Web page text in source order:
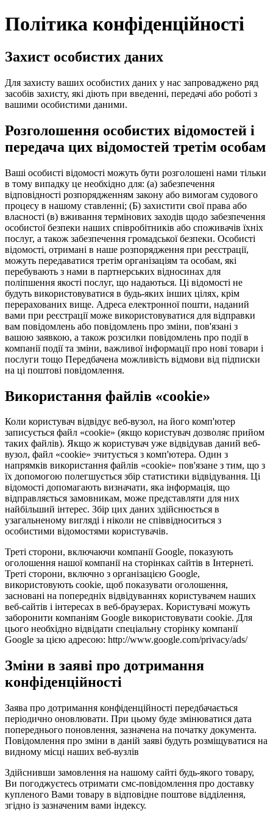
Політика конфіденційності
Захист особистих даних
Для захисту ваших особистих даних у нас запроваджено ряд
засобів захисту, які діють при введенні, передачі або роботі з
вашими особистими даними.
Розголошення особистих відомостей і
передача цих відомостей третім особам
Ваші особисті відомості можуть бути розголошені нами тільки
в тому випадку це необхідно для: (а) забезпечення
відповідності розпорядженням закону або вимогам судового
процесу в нашому ставленні; (Б) захистити свої права або
власності (в) вживання термінових заходів щодо забезпечення
особистої безпеки наших співробітників або споживачів їхніх
послуг, а також забезпечення громадської безпеки. Особисті
відомості, отримані в наше розпорядження при реєстрації,
можуть передаватися третім організаціям та особам, які
перебувають з нами в партнерських відносинах для
поліпшення якості послуг, що надаються. Ці відомості не
будуть використовуватися в будь-яких інших цілях, крім
перерахованих вище. Адреса електронної пошти, наданий
вами при реєстрації може використовуватися для відправки
вам повідомлень або повідомлень про зміни, пов'язані з
вашою заявкою, а також розсилки повідомлень про події в
компанії події та зміни, важливої ​​інформації про нові товари і
послуги тощо Передбачена можливість відмови від підписки
на ці поштові повідомлення.
Використання файлів «cookie»
Коли користувач відвідує веб-вузол, на його комп'ютер
записується файл «cookie» (якщо користувач дозволяє прийом
таких файлів). Якщо ж користувач уже відвідував даний веб-
вузол, файл «cookie» зчитується з комп'ютера. Один з
напрямків використання файлів «cookie» пов'язане з тим, що з
їх допомогою полегшується збір статистики відвідування. Ці
відомості допомагають визначати, яка інформація, що
відправляється замовникам, може представляти для них
найбільший інтерес. Збір цих даних здійснюється в
узагальненому вигляді і ніколи не співвідноситься з
особистими відомостями користувачів.
Треті сторони, включаючи компанії Google, показують
оголошення нашої компанії на сторінках сайтів в Інтернеті.
Треті сторони, включно з організацією Google,
використовують cookie, щоб показувати оголошення,
засновані на попередніх відвідуваннях користувачем наших
веб-сайтів і інтересах в веб-браузерах. Користувачі можуть
заборонити компаніям Google використовувати cookie. Для
цього необхідно відвідати спеціальну сторінку компанії
Google за цією адресою: http://www.google.com/privacy/ads/
Зміни в заяві про дотримання
конфіденційності
Заява про дотримання конфіденційності передбачається
періодично оновлювати. При цьому буде змінюватися дата
попереднього поновлення, зазначена на початку документа.
Повідомлення про зміни в даній заяві будуть розміщуватися на
видному місці наших веб-вузлів
Здійснивши замовлення на нашому сайті будь-якого товару,
Ви погоджуєтесь отримати смс-повідомлення про доставку
купленого Вами товару в відповідне поштове відділення,
згідно із зазначеним вами індексу.